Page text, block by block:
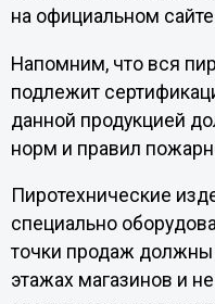
на официальном
Напомним, что вся
подлежит
данной продукцией
норм и правил
Пиротехнические
специально
точки продаж должны
этажах магазинов и